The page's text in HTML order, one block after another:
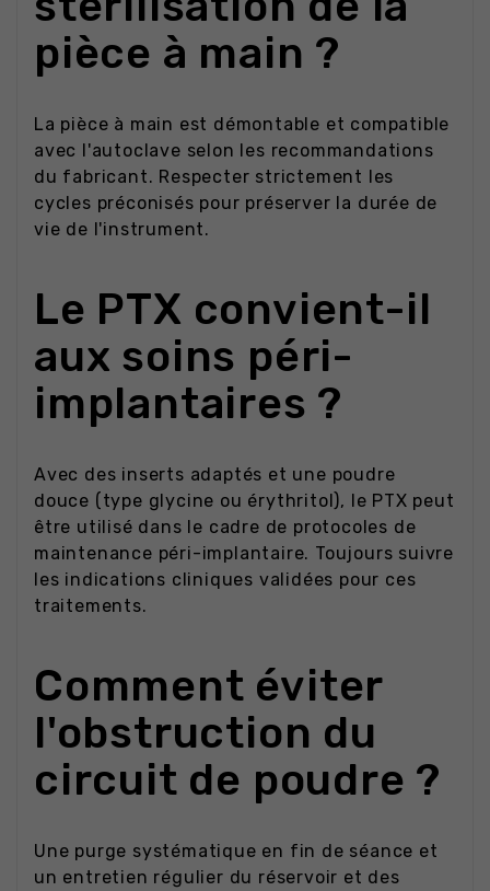
pièce à main ?
La pièce à main est démontable et compatible
avec l'autoclave selon les recommandations
du fabricant. Respecter strictement les
cycles préconisés pour préserver la durée de
vie de l'instrument.
Le PTX convient-il
aux soins péri-
implantaires ?
Avec des inserts adaptés et une poudre
douce (type glycine ou érythritol), le PTX peut
être utilisé dans le cadre de protocoles de
maintenance péri-implantaire. Toujours suivre
les indications cliniques validées pour ces
traitements.
Comment éviter
l'obstruction du
circuit de poudre ?
Une purge systématique en fin de séance et
un entretien régulier du réservoir et des